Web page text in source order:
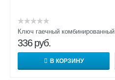
Ключ гаечный
336 руб.
В КОРЗИНУ